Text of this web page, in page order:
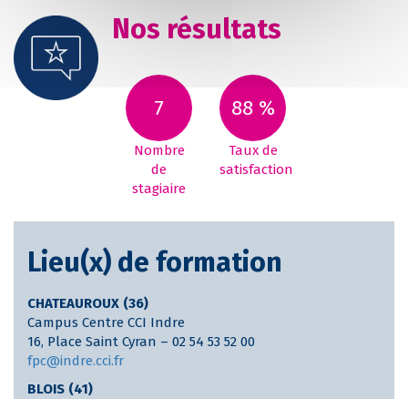
Nos résultats
7
Nombre
de
stagiaire
88 %
Taux de
satisfaction
Lieu(x) de formation
CHATEAUROUX (36)
Campus Centre CCI Indre
16, Place Saint Cyran – 02 54 53 52 00
fpc@indre.cci.fr
BLOIS (41)